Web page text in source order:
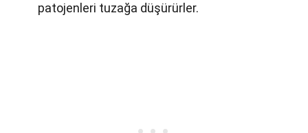
patojenleri tuzağa düşürürler.